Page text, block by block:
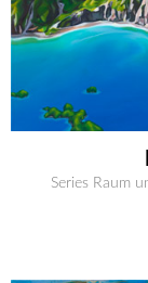
Series Raum